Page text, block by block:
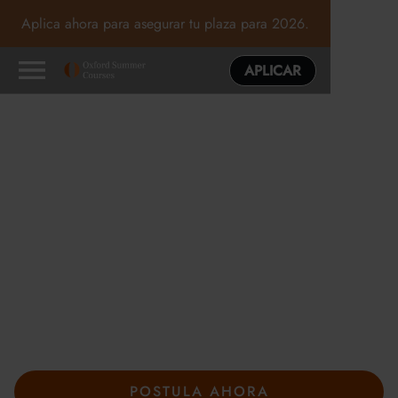
Aplica ahora para asegurar tu plaza para 2026.
APLICAR
POSTULA AHORA